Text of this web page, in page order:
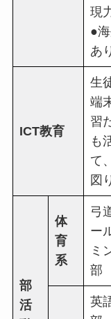
現
●
あ
ICT教育
生
端
習
も
て
図
部
活
体
育
系
弓
ー
ミ
部
英